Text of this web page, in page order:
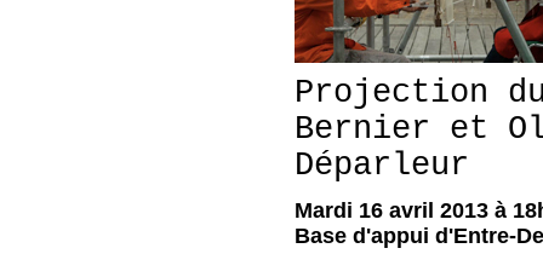
Projection
Bernier et
Déparleur
Mardi 16 avril 2013 à
Base d'appui d'Entre-